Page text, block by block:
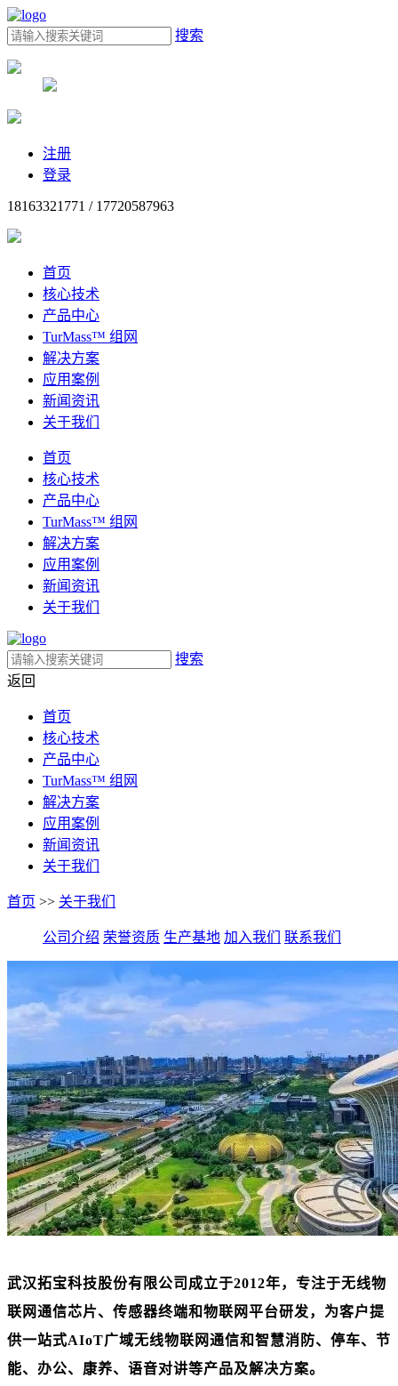
搜索
注册
登录
18163321771 / 17720587963
首页
核心技术
产品中心
TurMass™ 组网
解决方案
应用案例
新闻资讯
关于我们
首页
核心技术
产品中心
TurMass™ 组网
解决方案
应用案例
新闻资讯
关于我们
搜索
返回
首页
核心技术
产品中心
TurMass™ 组网
解决方案
应用案例
新闻资讯
关于我们
首页 >> 关于我们
公司介绍 荣誉资质 生产基地 加入我们 联系我们
武汉拓宝科技股份有限公司成立于2012年，专注于无线物
联网通信芯片、传感器终端和物联网平台研发，为客户提
供一站式AIoT广域无线物联网通信和智慧消防、停车、节
能、办公、康养、语音对讲等产品及解决方案。